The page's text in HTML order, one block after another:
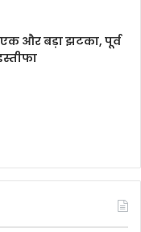
एक और बड़ा झटका, पूर्व